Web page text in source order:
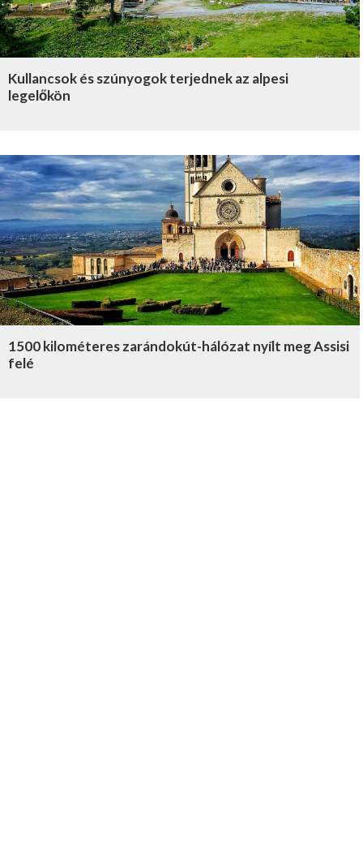
Kullancsok és szúnyogok terjednek az alpesi
legelőkön
1500 kilométeres zarándokút-hálózat nyílt meg Assisi
felé